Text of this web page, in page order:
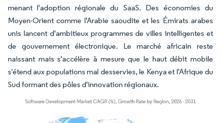
menant l'adoption régionale du SaaS. Des économies du
Moyen-Orient comme l'Arabie saoudite et les Émirats arabes
unis lancent d'ambitieux programmes de villes intelligentes et
de gouvernement électronique. Le marché africain reste
naissant mais s'accélère à mesure que le haut débit mobile
s'étend aux populations mal desservies, le Kenya et l'Afrique du
Sud formant des pôles d'innovation régionaux.